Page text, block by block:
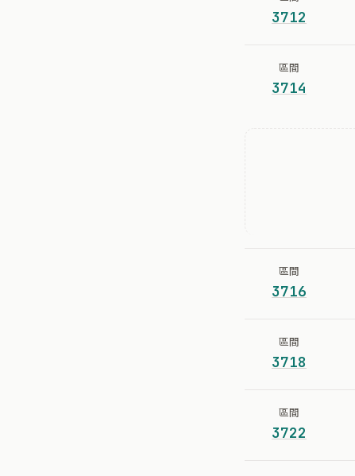
3712
區間
3714
區間
3716
區間
3718
區間
3722